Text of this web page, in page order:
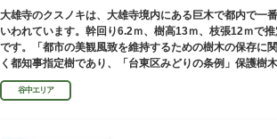
大雄寺のクスノキは、大雄寺境内にある巨木で都内で一
いわれています。幹回り6.2ｍ、樹高13ｍ、枝張12ｍで
です。「都市の美観風致を維持するための樹木の保存に
く都知事指定樹であり、「台東区みどりの条例」保護樹木
谷中エリア